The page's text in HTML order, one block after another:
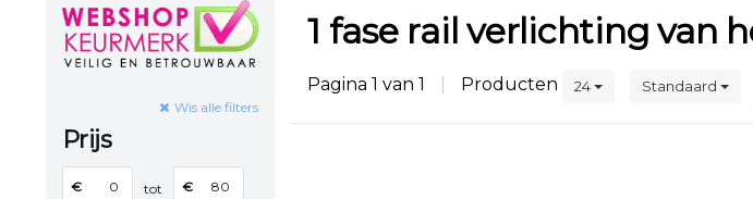
Wis alle filters
Prijs
€ tot €
1 fase rail verlichting van
Pagina 1 van 1 Producten 24 Standaard